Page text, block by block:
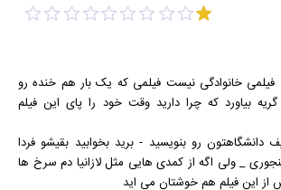
فیلمی خانوادگی نیست فیلمی که یک بار هم خنده رو
بیاورد که چرا دارید وقت خود را پای این فیلم
رو بنویسید - برید بخوابید بقیشو فردا
_ ولی اگه از کمدی هایی مثل لازانیا دم سرخ ها
این فیلم هم خوشتان می اید